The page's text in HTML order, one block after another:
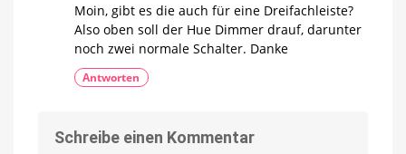
Moin, gibt es die auch für eine Dreifachleiste?
Also oben soll der Hue Dimmer drauf, darunter
noch zwei normale Schalter. Danke
Antworten
Schreibe einen Kommentar